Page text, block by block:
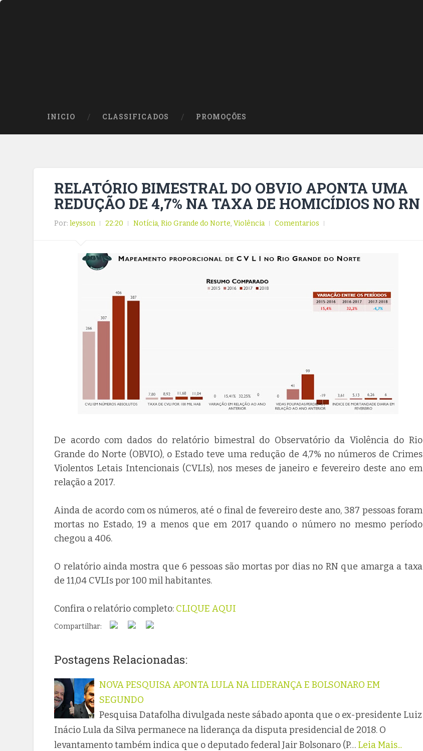
INICIO CLASSIFICADOS PROMOÇÕES
RELATÓRIO BIMESTRAL DO OBVIO APONTA UMA
REDUÇÃO DE 4,7% NA TAXA DE HOMICÍDIOS NO RN
Por:leysson 22:20 Notícia,Rio Grande do Norte,Violência Comentarios
De acordo com dados do relatório bimestral do Observatório da Violência do Rio
Grande do Norte (OBVIO), o Estado teve uma redução de 4,7% no números de Crimes
Violentos Letais Intencionais (CVLIs), nos meses de janeiro e fevereiro deste ano em
relação a 2017.
Ainda de acordo com os números, até o final de fevereiro deste ano, 387 pessoas foram
mortas no Estado, 19 a menos que em 2017 quando o número no mesmo período
chegou a 406.
O relatório ainda mostra que 6 pessoas são mortas por dias no RN que amarga a taxa
de 11,04 CVLIs por 100 mil habitantes.
Confira o relatório completo: CLIQUE AQUI
Compartilhar:
Postagens Relacionadas:
NOVA PESQUISA APONTA LULA NA LIDERANÇA E BOLSONARO EM
SEGUNDO
Pesquisa Datafolha divulgada neste sábado aponta que o ex-presidente Luiz
Inácio Lula da Silva permanece na liderança da disputa presidencial de 2018. O
levantamento também indica que o deputado federal Jair Bolsonaro (P… Leia Mais...